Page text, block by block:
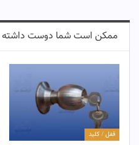
ممکن است شما دوست داشته
قفل / کلید